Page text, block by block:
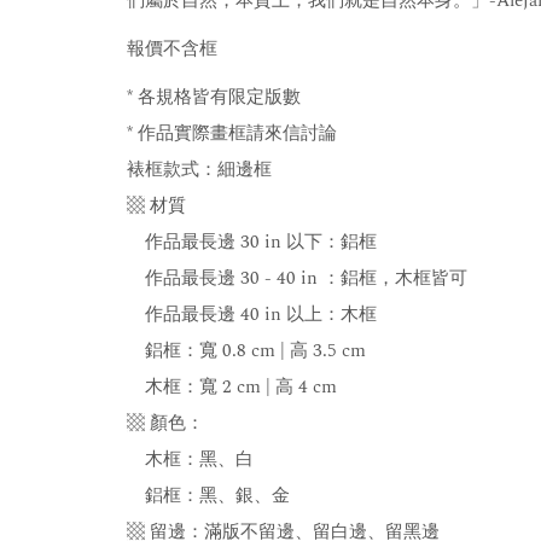
報價不含框
* 各規格皆有限定版數
* 作品實際畫框請來信討論
裱框款式：細邊框
▩ 材質
作品最長邊 30 in 以下：鋁框
作品最長邊 30 - 40 in ：鋁框，木框皆可
作品最長邊 40 in 以上：木框
鋁框：寬 0.8 cm | 高 3.5 cm
木框：寬 2 cm | 高 4 cm
▩ 顏色：
木框：黑、白
鋁框：黑、銀、金
▩ 留邊：滿版不留邊、留白邊、留黑邊